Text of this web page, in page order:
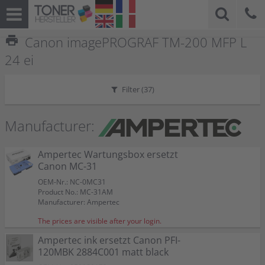
print Canon imagePROGRAF TM-200 MFP L
24 ei
Filter (37)
Manufacturer:
Ampertec Wartungsbox ersetzt
Canon MC-31
OEM-Nr.: NC-0MC31
Product No.: MC-31AM
Manufacturer: Ampertec
The prices are visible after your login.
Ampertec ink ersetzt Canon PFI-
120MBK 2884C001 matt black